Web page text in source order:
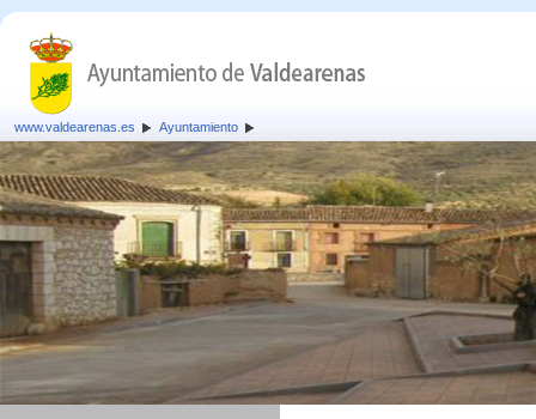
www.valdearenas.es Ayuntamiento